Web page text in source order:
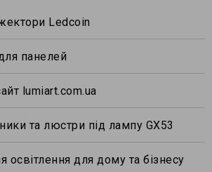
Ledcoin
панелей
lumiart.com.ua
та люстри під лампу GХ53
освітлення для дому та бізнесу